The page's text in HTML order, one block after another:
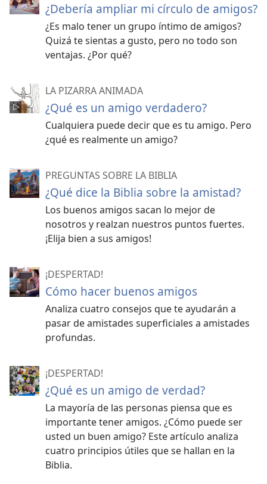
¿Debería ampliar mi círculo de amigos?
¿Es malo tener un grupo íntimo de amigos?
Quizá te sientas a gusto, pero no todo son
ventajas. ¿Por qué?
LA PIZARRA ANIMADA
¿Qué es un amigo verdadero?
Cualquiera puede decir que es tu amigo. Pero
¿qué es realmente un amigo?
PREGUNTAS SOBRE LA BIBLIA
¿Qué dice la Biblia sobre la amistad?
Los buenos amigos sacan lo mejor de
nosotros y realzan nuestros puntos fuertes.
¡Elija bien a sus amigos!
¡DESPERTAD!
Cómo hacer buenos amigos
Analiza cuatro consejos que te ayudarán a
pasar de amistades superficiales a amistades
profundas.
¡DESPERTAD!
¿Qué es un amigo de verdad?
La mayoría de las personas piensa que es
importante tener amigos. ¿Cómo puede ser
usted un buen amigo? Este artículo analiza
cuatro principios útiles que se hallan en la
Biblia.